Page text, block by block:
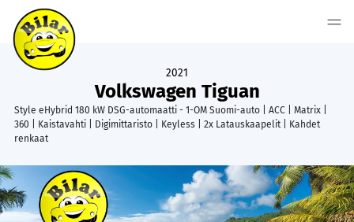
Volkswagen Tiguan
2021
Style eHybrid 180 kW DSG-automaatti - 1-OM Suomi-auto | ACC | Matrix |
360 | Kaistavahti | Digimittaristo | Keyless | 2x Latauskaapelit | Kahdet
renkaat